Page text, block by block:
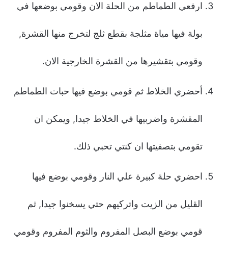
ارفعي الطماطم من الحلة الان وقومي بوضعها في
بولة فيها مياة مثلجة بقطع ثلج لتخرج منها القشرة,
وقومي بتقشيرها من القشرة الخارجية الان.
أحضري الخلاط ثم قومي بوضع فيها حبات الطماطم
المقشرة واضربيها في الخلاط جيدا, ويمكن ان
تقومي بتصفيتها ان كنتي تحبي ذلك.
احضري حلة كبيرة علي النار وقومي بوضع فيها
القليل من الزيت واتركيهم حتي يسخنوا جيدا, ثم
قومي بوضع البصل المفروم والثوم المفروم وقومي